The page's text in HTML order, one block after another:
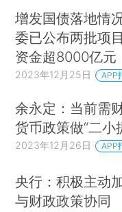
增发国债落地情
委已公布两批项
资金超8000亿元
2023年12月25日 APP
余永定：当前需
货币政策做“二小
2023年12月26日 APP
央行：积极主动
与财政政策协同